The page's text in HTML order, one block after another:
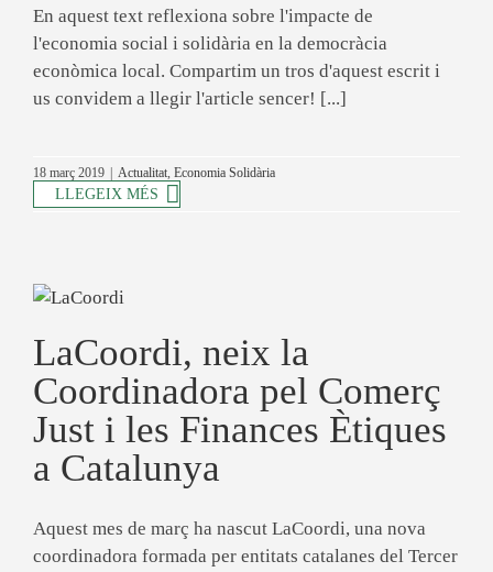
En aquest text reflexiona sobre l'impacte de
l'economia social i solidària en la democràcia
econòmica local. Compartim un tros d'aquest escrit i
us convidem a llegir l'article sencer! [...]
18 març 2019 Actualitat, Economia Solidària
LLEGEIX MÉS
LaCoordi, neix la
Coordinadora pel Comerç
Just i les Finances Ètiques
a Catalunya
Aquest mes de març ha nascut LaCoordi, una nova
coordinadora formada per entitats catalanes del Tercer